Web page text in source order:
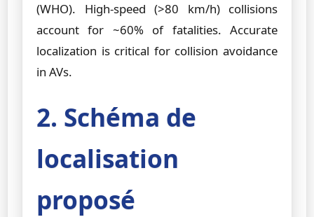
(WHO). High-speed (>80 km/h) collisions
account for ~60% of fatalities. Accurate
localization is critical for collision avoidance
in AVs.
2. Schéma de
localisation
proposé